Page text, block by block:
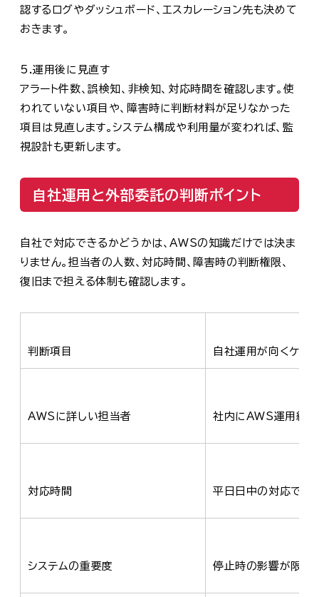
認するログやダッシュボード、エスカレーション先も決めて
おきます。
5.運用後に見直す
アラート件数、誤検知、非検知、対応時間を確認します。使
われていない項目や、障害時に判断材料が足りなかった
項目は見直します。システム構成や利用量が変われば、監
視設計も更新します。
自社運用と外部委託の判断ポイント
自社で対応できるかどうかは、AWSの知識だけでは決ま
りません。担当者の人数、対応時間、障害時の判断権限、
復旧まで担える体制も確認します。
判断項目 自社運用が向くケー
AWSに詳しい担当者 社内にAWS運用経
対応時間 平日日中の対応で足
システムの重要度 停止時の影響が限定